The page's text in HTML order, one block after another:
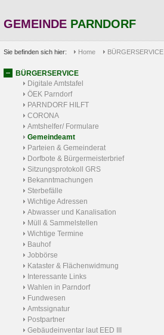
GEMEINDE PARNDORF
Sie befinden sich hier: Home BÜRGERSERVICE
BÜRGERSERVICE
Digitale Amtstafel
ÖEK Parndorf
PARNDORF HILFT
CORONA
Amtshelfer/ Formulare
Gemeindeamt
Parteien & Gemeinderat
Dorfbote & Bürgermeisterbrief
Sitzungsprotokoll GRS
Bekanntmachungen
Sterbefälle
Wichtige Adressen
Abwasser und Kanalisation
Müll & Sammelstellen
Wichtige Termine
Bauhof
Jobbörse
Kataster & Flächenwidmung
Interessante Links
Wahlen in Parndorf
Fundwesen
Amtssignatur
Postpartner
Gebäudeinventar laut EED III